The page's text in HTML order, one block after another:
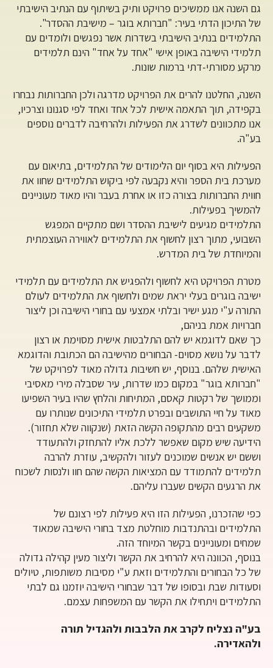
גם השנה אנו ממשיכים פרויקט ותיק בשיתוף עם הנתיב הישיבתי
של התיכון הדתי בעיר: "חברותא בוגר – מישיבת ההסדר".
התלמידים בנתיב הישיבתי בשדרות אשר נפגשים ולומדים עם
תלמידי הישיבה באופן אישי "אחד על אחד" הינם תלמידים
מרקע מסורתי-דתי ברמות שונות.
השנה, החלטנו להרים את הפרויקט מדרגה ולכן החברותות נבחרו
בקפידה, תוך התאמה אישית לכל אחד ואחד לפי סגנונו וצרכיו,
אנו מתכוונים לשדרג את הפעילות ולהרחיבה לדברים נוספים
בע"ה.
הפעילות היא בסוף יום הלימודים של התלמידים, בתיאום עם
מערכת בית הספר והיא נקבעה לפי ביקוש התלמידים שחוו את
חווית החברותות בצורה כזו או אחרת בעבר והיו מאוד מעוניינים
להמשיך בפעילות.
התלמידים מגיעים לישיבת ההסדר ושם מתקיים המפגש
השבועי, מתוך רצון לחשוף את התלמידים לאווירה העוצמתית
והמיוחדת של בית המדרש.
מטרת הפרויקט היא לחשוף ולהפגיש את התלמידים עם תלמידי
ישיבה בוגרים בעלי יראת שמים ולחשוף את התלמידים לעולם
התורה ע"י מגע ישיר ובלתי אמצעי עם בחורי הישיבה וכן ליצור
חברויות אמת בניהם,
כך שאם לדוגמא יש להם התלבטות אישית מסוימת או רצון
לדבר על נושא מסוים- הבחורים מהישיבה הם הכתובת והדוגמא
האישית שלהם. בנוסף, יש חשיבות גדולה מאוד לפרויקט של
"חברותא בוגר" במקום כמו שדרות, עיר שסבלה מירי מאסיבי
וממושך של רקטות קאסם, המתיחות והלחץ שהיו בעיר השפיעו
מאוד על חיי התושבים ובפרט תלמידי התיכונים שנותרו עם
משקעים רבים מהתקופה הקשה הזאת (שנקווה שלא תחזור).
הידיעה שיש מקום שאפשר ללכת אליו להתחזק ולהתעודד
וששם יש אנשים שמוכנים לעזור ולהקשיב, עוזרת להרבה
תלמידים להתמודד עם המציאות הקשה שהם חוו ולנסות לשכוח
את הרגעים הקשים שעברו עליהם.
כפי שהזכרנו, הפעילות הזו היא פעילות לפי רצונם של
התלמידים ובהתנדבות מוחלטת מצד בחורי הישיבה שמאוד
שמחים ומעוניינים בקשר המיוחד הזה.
בנוסף, הכוונה היא להרחיב את הקשר וליצור מעין קהילה גדולה
של כל הבחורים והתלמידים וזאת ע"י מסיבות משותפות, טיולים
וסעודות שבת ובסופו של דבר שבחורי הישיבה יוזמנו גם לבתי
התלמידים ויתחילו את הקשר עם המשפחות עצמם.
בע"ה נצליח לקרב את הלבבות ולהגדיל תורה
ולהאדירה.